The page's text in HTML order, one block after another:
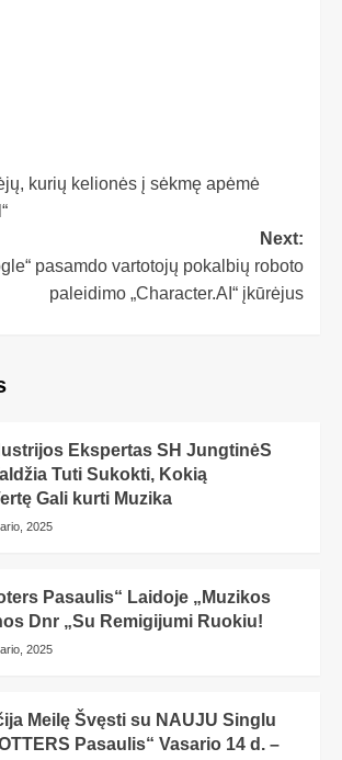
kurių kelionės į sėkmę apėmė
Next:
pasamdo vartotojų pokalbių roboto
paleidimo „Character.AI“ įkūrėjus
Ekspertas SH JungtinėS
Tuti Sukokti, Kokią
Gali kurti Muzika
2025
Pasaulis“ Laidoje „Muzikos
Dnr „Su Remigijumi Ruokiu!
2025
Meilę Švęsti su NAUJU Singlu
Pasaulis“ Vasario 14 d. –